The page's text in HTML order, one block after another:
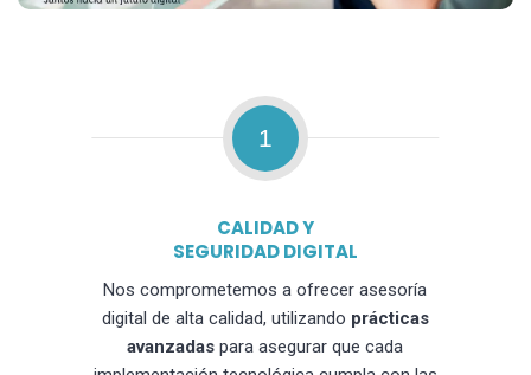
1
CALIDAD Y
SEGURIDAD DIGITAL
Nos comprometemos a ofrecer asesoría
digital de alta calidad, utilizando prácticas
avanzadas para asegurar que cada